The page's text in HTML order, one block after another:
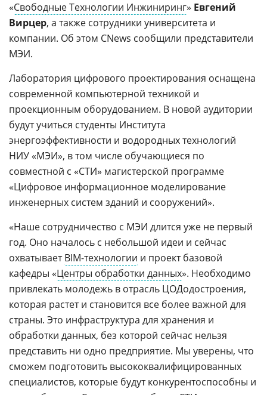
«Свободные Технологии Инжиниринг» Евгений
Вирцер, а также сотрудники университета и
компании. Об этом CNews сообщили представители
МЭИ.
Лаборатория цифрового проектирования оснащена
современной компьютерной техникой и
проекционным оборудованием. В новой аудитории
будут учиться студенты Института
энергоэффективности и водородных технологий
НИУ «МЭИ», в том числе обучающиеся по
совместной с «СТИ» магистерской программе
«Цифровое информационное моделирование
инженерных систем зданий и сооружений».
«Наше сотрудничество с МЭИ длится уже не первый
год. Оно началось с небольшой идеи и сейчас
охватываетBIM-технологии и проект базовой
кафедры «Центры обработки данных». Необходимо
привлекать молодежь в отрасль ЦОДодостроения,
которая растет и становится все более важной для
страны. Это инфраструктура для хранения и
обработки данных, без которой сейчас нельзя
представить ни одно предприятие. Мы уверены, что
сможем подготовить высококвалифицированных
специалистов, которые будут конкурентоспособны и